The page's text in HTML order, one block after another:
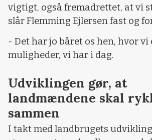
vigtigt, også fremadrettet, at vi
slår Flemming Ejlersen fast og
- Det har jo båret os hen, hvor vi
muligheder, vi har i dag.
Udviklingen gør, at
landmændene skal
sammen
I takt med landbrugets